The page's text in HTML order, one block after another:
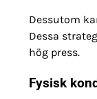
Dessutom
Dessa
hög press.
Fysisk